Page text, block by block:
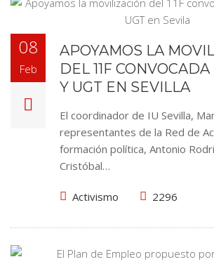
08
Feb
APOYAMOS LA
DEL 11F CONVOCADA
Y UGT EN SEVILLA
El coordinador de IU Sevilla,
representantes de la Red de
formación política, Antonio
Cristóbal…
Activismo 2296